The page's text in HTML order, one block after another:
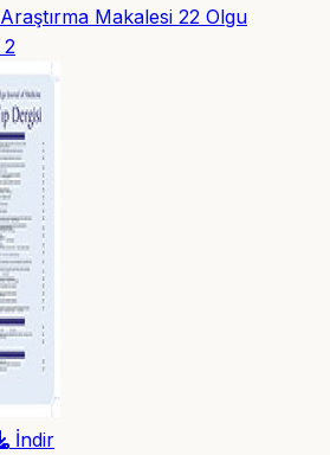
Araştırma Makalesi 22 Olgu
2
İndir